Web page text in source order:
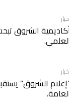
الشروق
العلمي.
الشروق”
العامة.